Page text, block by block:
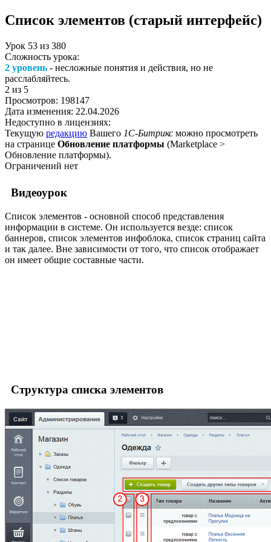
Список элементов (старый интерфейс)
Урок 53 из 380
Сложность урока:
2 уровень - несложные понятия и действия, но не
расслабляйтесь.
2 из 5
Просмотров: 198147
Дата изменения: 22.04.2026
Недоступно в лицензиях:
Текущую редакцию Вашего 1С-Битрикс можно просмотреть
на странице Обновление платформы (Marketplace >
Обновление платформы).
Ограничений нет
Видеоурок
Список элементов - основной способ представления
информации в системе. Он используется везде: список
баннеров, список элементов инфоблока, список страниц сайта
и так далее. Вне зависимости от того, что список отображает
он имеет общие составные части.
Структура списка элементов